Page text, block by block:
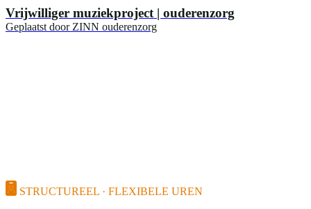
Vrijwilliger muziekproject | ouderenzorg
Geplaatst door ZINN ouderenzorg
STRUCTUREEL · FLEXIBELE UREN